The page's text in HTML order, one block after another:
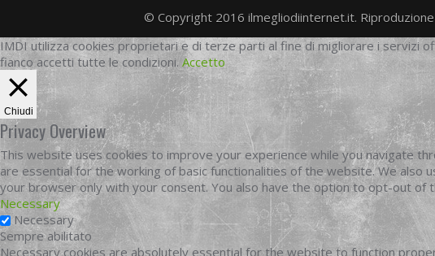
© Copyright 2016 ilmegliodiinternet.it.
IMDI utilizza cookies proprietari e di terze parti al fine di migliorare i servizi
fianco accetti tutte le condizioni. Accetto
Chiudi
Privacy Overview
This website uses cookies to improve your experience while you navigate
are essential for the working of basic functionalities of the website. We also
your browser only with your consent. You also have the option to opt-out
Necessary
Necessary
Sempre abilitato
Necessary cookies are absolutely essential for the website to function